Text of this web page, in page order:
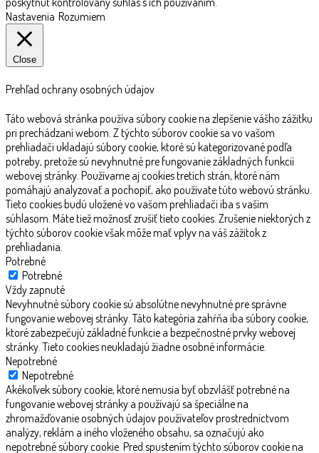
Nastavenia Rozumiem
Close
Prehľad ochrany osobných údajov
Táto webová stránka používa súbory cookie na zlepšenie vášho zážitku
pri prechádzaní webom. Z týchto súborov cookie sa vo vašom
prehliadači ukladajú súbory cookie, ktoré sú kategorizované podľa
potreby, pretože sú nevyhnutné pre fungovanie základných funkcií
webovej stránky. Používame aj cookies tretích strán, ktoré nám
pomáhajú analyzovať a pochopiť, ako používate túto webovú stránku.
Tieto cookies budú uložené vo vašom prehliadači iba s vaším
súhlasom. Máte tiež možnosť zrušiť tieto cookies. Zrušenie niektorých z
týchto súborov cookie však môže mať vplyv na váš zážitok z
prehliadania.
Potrebné
Potrebné
Vždy zapnuté
Nevyhnutné súbory cookie sú absolútne nevyhnutné pre správne
fungovanie webovej stránky. Táto kategória zahŕňa iba súbory cookie,
ktoré zabezpečujú základné funkcie a bezpečnostné prvky webovej
stránky. Tieto cookies neukladajú žiadne osobné informácie.
Nepotrebné
Nepotrebné
Akékoľvek súbory cookie, ktoré nemusia byť obzvlášť potrebné na
fungovanie webovej stránky a používajú sa špeciálne na
zhromažďovanie osobných údajov používateľov prostredníctvom
analýzy, reklám a iného vloženého obsahu, sa označujú ako
nepotrebné súbory cookie. Pred spustením týchto súborov cookie na